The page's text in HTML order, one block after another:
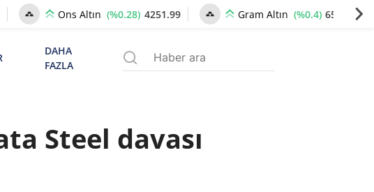
Ons Altın (%0.28) 4251.99 Gram Altın (%0.4) 6518.26
DAHA
FAZLA
Steel davası